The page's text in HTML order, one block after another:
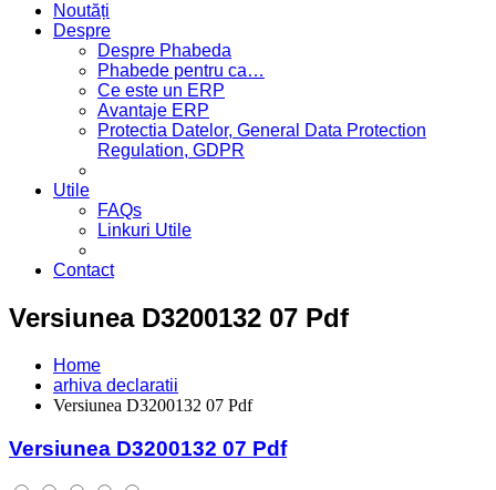
Noutăți
Despre
Despre Phabeda
Phabede pentru ca…
Ce este un ERP
Avantaje ERP
Protectia Datelor, General Data Protection
Regulation, GDPR
Utile
FAQs
Linkuri Utile
Contact
Versiunea D3200132 07 Pdf
Home
arhiva declaratii
Versiunea D3200132 07 Pdf
Versiunea D3200132 07 Pdf